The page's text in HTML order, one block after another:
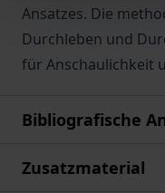
Ansatzes. Die
Durchleben und
für Anschaulichkeit
Bibliografische
Zusatzmaterial